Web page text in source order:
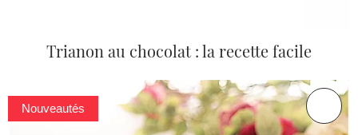
Trianon au chocolat : la recette facile
Nouveautés